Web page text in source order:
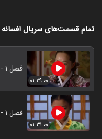
تمام قسمت‌های سریال
۰۱:۲۹:۰۰
فصل ۱ - قسمت ۱
۰۱:۳۱:۰۰
فصل ۱ - قسمت ۲